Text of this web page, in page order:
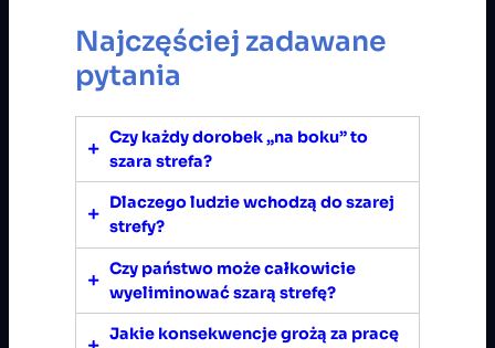
Najczęściej zadawane
pytania
Czy każdy dorobek „na boku” to
szara strefa?
Nie zawsze. Jeśli ktoś sprzedaje
używany przedmiot lub wykonuje
jednorazową przysługę, nie jest to
działalność gospodarcza i nie
podlega opodatkowaniu.Szara
strefa zaczyna się tam, gdzie
Dlaczego ludzie wchodzą do szarej
strefy?
Najczęściej z powodu
nadmiernych
obciążeń podatkowych, zbyt
skomplikowanych przepisów lub
Czy państwo może całkowicie
wyeliminować szarą strefę?
Jakie konsekwencje grożą za pracę